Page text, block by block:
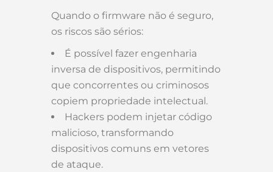
Quando o firmware não é seguro,
os riscos são sérios:
É possível fazer engenharia
inversa de dispositivos, permitindo
que concorrentes ou criminosos
copiem propriedade intelectual.
Hackers podem injetar código
malicioso, transformando
dispositivos comuns em vetores
de ataque.